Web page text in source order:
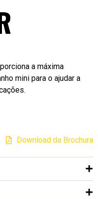
a máxima
mini para o ajudar a
Download da Brochura